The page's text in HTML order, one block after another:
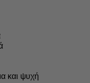
και ψυχή